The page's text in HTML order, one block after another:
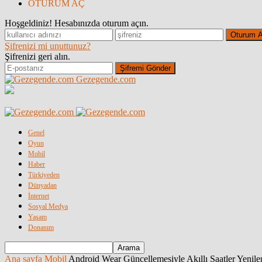
OTURUM AÇ
Hoşgeldiniz! Hesabınızda oturum açın.
Şifrenizi mi unuttunuz?
Şifrenizi geri alın.
Gezegende.com
Genel
Oyun
Mobil
Haber
Türkiyeden
Dünyadan
İnternet
Sosyal Medya
Yaşam
Donanım
Ana sayfa Mobil Android Wear Güncellemesiyle Akıllı Saatler